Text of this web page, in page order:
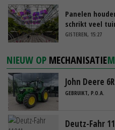
Panelen
schrikt veel
GISTEREN, 15:27
NIEUW OP MECHANISATIE
John Deere
GEBRUIKT, P.O.A.
Deutz-Fahr